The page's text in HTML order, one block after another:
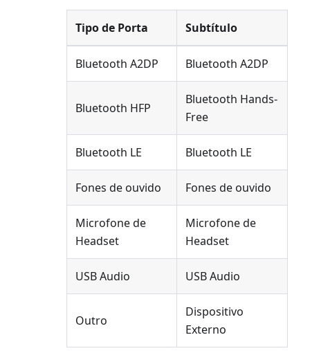
Tipo de Porta Subtítulo
Bluetooth A2DP Bluetooth A2DP
Bluetooth HFP
Bluetooth Hands-
Free
Bluetooth LE Bluetooth LE
Fones de ouvido Fones de ouvido
Microfone de
Headset
Microfone de
Headset
USB Audio USB Audio
Outro
Dispositivo
Externo